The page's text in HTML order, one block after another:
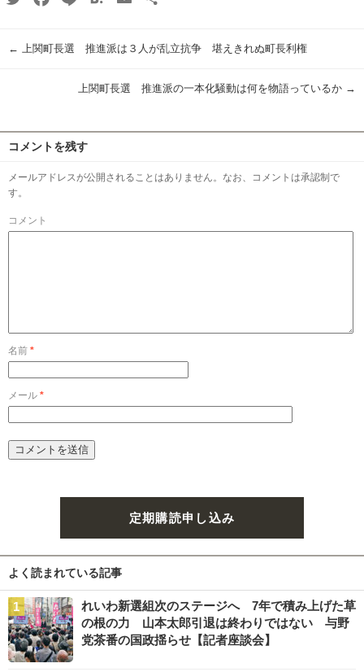
← 上関町長選 推進派は３人が乱立抗争 堪えきれぬ町長利権
上関町長選 推進派の一本化騒動は何を物語っているか →
コメントを残す
メールアドレスが公開されることはありません。なお、コメントは承認制で
す。
コメント
名前 *
メール *
定期購読申し込み
よく読まれている記事
れいわ新選組次のステージへ 7年で積み上げた草
の根の力 山本太郎引退は終わりではない 与野
党茶番の国政揺らせ【記者座談会】